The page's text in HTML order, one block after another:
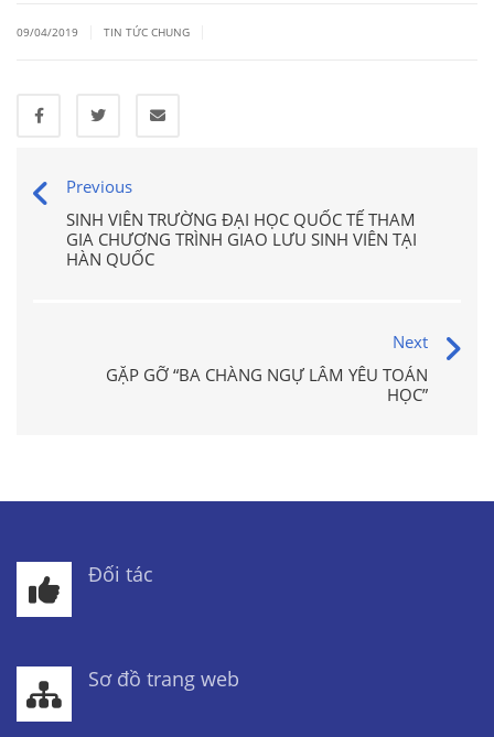
09/04/2019 TIN TỨC CHUNG
Previous
SINH VIÊN TRƯỜNG ĐẠI HỌC QUỐC TẾ THAM
GIA CHƯƠNG TRÌNH GIAO LƯU SINH VIÊN TẠI
HÀN QUỐC
Next
GẶP GỠ “BA CHÀNG NGỰ LÂM YÊU TOÁN
HỌC”
Đối tác
Sơ đồ trang web